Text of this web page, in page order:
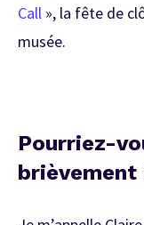
Call », la fête de
musée.
Pourriez-
brièvement